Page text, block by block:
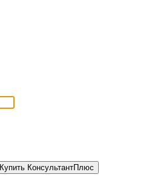
Купить КонсультантПлюс